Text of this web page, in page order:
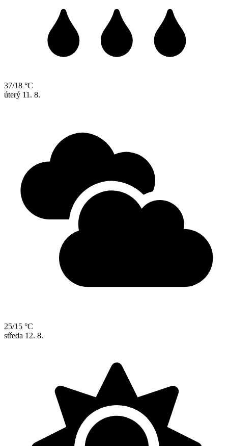
37/18 °C
úterý 11. 8.
25/15 °C
středa 12. 8.